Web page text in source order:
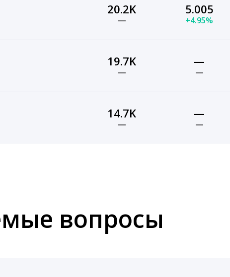
20.2K
—
5.005
+4.95%
19.7K
—
—
—
14.7K
—
—
—
вопросы